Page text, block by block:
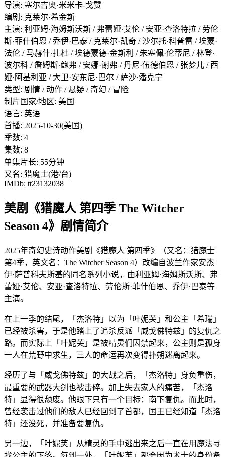
导演: 塞尔吉奥·米米卡-戈赞
编剧: 克莱尔·希金斯
主演: 利亚姆·海姆斯沃斯 / 弗蕾娅·艾伦 / 安亚·查洛特拉 / 劳伦
斯·菲什伯恩 / 乔伊·巴泰 / 克莱尔·凯奇 / 沙尔托·科普雷 / 埃蒙·
法伦 / 马赫什·扎杜 / 埃德蒙德·金斯利 / 朱塞佩·伦蒂尼 / 林登·
波尔科 / 詹姆斯·鲍弗 / 安娜·谢弗 / 丹尼·伍德伯恩 / 张梦儿 / 西
娅·阿基利亚 / 大卫·安东尼·巴尔 / 萨沙·潘克宁
类型: 剧情 / 动作 / 悬疑 / 奇幻 / 冒险
制片国家/地区: 美国
语言: 英语
首播: 2025-10-30(美国)
季数: 4
集数: 8
单集片长: 55分钟
又名: 猎魔士(港/台)
IMDb: tt23132038
美剧《猎魔人 第四季 The Witcher
Season 4》剧情简介
2025年奇幻史诗动作美剧《猎魔人 第四季》（又名：猎魔士
第4季，英文名：The Witcher Season 4）改编自波兰作家安杰
伊·萨普科夫斯基的同名系列小说，由利亚姆·海姆斯沃斯、弗
蕾娅·艾伦、安亚·查洛特拉、劳伦斯·菲什伯恩、乔伊·巴泰等
主演。
在上一季的结尾，「杰洛特」以为「叶妮芙」和公主「希瑞」
已经被杀害，于是他踏上了追杀反派「威戈佛特兹」的复仇之
路。而实际上「叶妮芙」是被精灵们囚禁起来，公主则是孤身
一人在荒野中求生，三人的命运再次变得扑朔迷离起来。
经历了与「威戈佛特兹」的大战之后，「杰洛特」身负重伤，
最重要的武器大剑也被击碎。加上失去家人的痛苦，「杰洛
特」显得很颓废。他眼下只有一个目标：南下复仇。而此时，
曾经袭击过他们的敌人已经回到了首都，国王已经知道「杰洛
特」还没死，并准备要复仇。
另一边，「叶妮芙」从精灵的手中逃出来之后一直在用魔法寻